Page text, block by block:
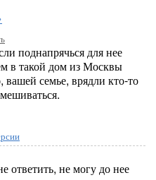
поднапрячься для нее
в такой дом из Москвы
вашей семье, врядли кто-то
не могу до нее